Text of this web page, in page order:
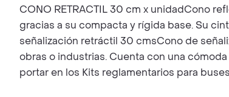
CONO RETRACTIL 30 cm x unidadCono
gracias a su compacta y rígida base. Su
señalización retráctil 30 cmsCono de
obras o industrias. Cuenta con una
portar en los Kits reglamentarios para